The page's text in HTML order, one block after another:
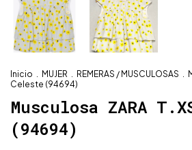
Inicio . MUJER . REMERAS / MUSCULOSAS .
Celeste (94694)
Musculosa ZARA
(94694)